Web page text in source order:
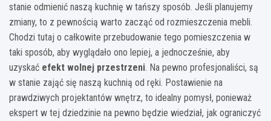
stanie odmienić naszą kuchnię w tańszy sposób. Jeśli planujemy
zmiany, to z pewnością warto zacząć od rozmieszczenia mebli.
Chodzi tutaj o całkowite przebudowanie tego pomieszczenia w
taki sposób, aby wyglądało ono lepiej, a jednocześnie, aby
uzyskać efekt wolnej przestrzeni. Na pewno profesjonaliści, są
w stanie zająć się naszą kuchnią od ręki. Postawienie na
prawdziwych projektantów wnętrz, to idealny pomysł, ponieważ
ekspert w tej dziedzinie na pewno będzie wiedział, jak ograniczyć